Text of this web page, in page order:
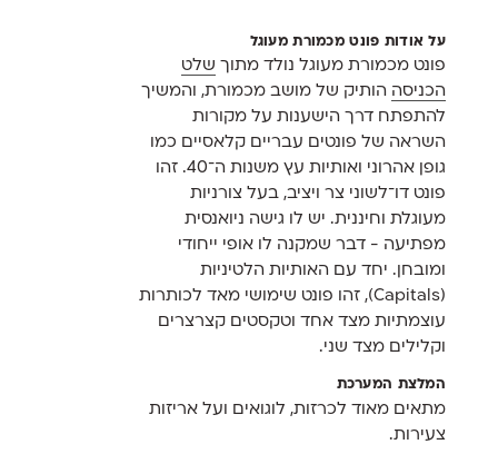
על אודות פונט מכמורת מעוגל
פונט מכמורת מעוגל נולד מתוך שלט
הכניסה הותיק של מושב מכמורת, והמשיך
להתפתח דרך הישענות על מקורות
השראה של פונטים עבריים קלאסיים כמו
גופן אהרוני ואותיות עץ משנות ה־40. זהו
פונט דו־לשוני צר ויציב, בעל צורניות
מעוגלת וחיננית. יש לו גישה ניואנסית
מפתיעה - דבר שמקנה לו אופי ייחודי
ומובחן. יחד עם האותיות הלטיניות
(Capitals), זהו פונט שימושי מאד לכותרות
עוצמתיות מצד אחד וטקסטים קצרצרים
וקלילים מצד שני.
המלצת המערכת
מתאים מאוד לכרזות, לוגואים ועל אריזות
צעירות.